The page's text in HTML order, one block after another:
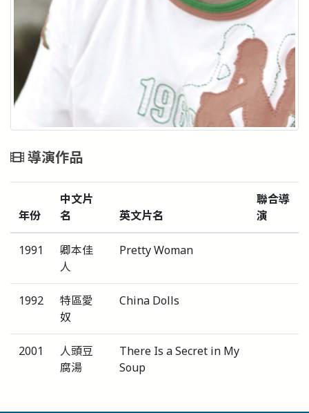
導演作品
年份
中文片
名
英文片名
聯合導
演
1991
卿本佳
人
Pretty Woman
1992
特區愛
奴
China Dolls
2001
人頭豆
腐湯
There Is a Secret in My
Soup